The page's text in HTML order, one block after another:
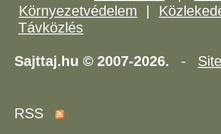
Környezetvédelem |
Távközlés
Sajttaj.hu © 2007-2026. -
RSS